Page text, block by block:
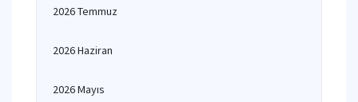
2026 Temmuz
2026 Haziran
2026 Mayıs